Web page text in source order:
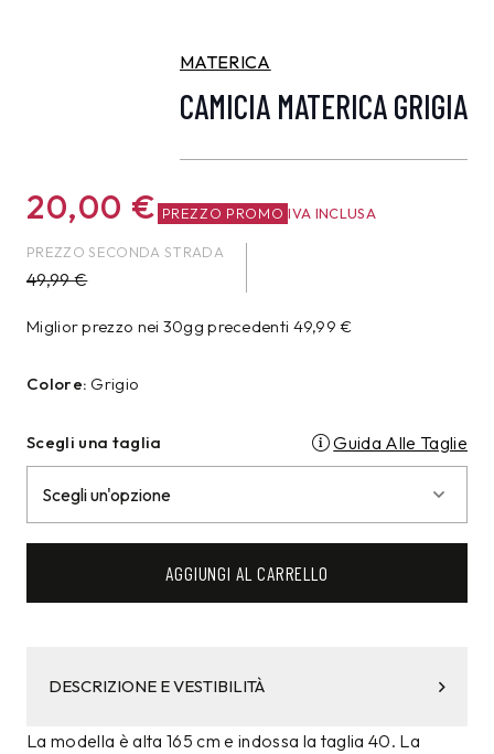
MATERICA
CAMICIA MATERICA GRIGIA
20,00 € PREZZO PROMO IVA INCLUSA
PREZZO SECONDA STRADA
49,99€
Miglior prezzo nei 30gg precedenti 49,99€
Colore: Grigio
Scegli una taglia Guida Alle Taglie
AGGIUNGI AL CARRELLO
DESCRIZIONE E VESTIBILITÀ
La modella è alta 165 cm e indossa la taglia 40. La